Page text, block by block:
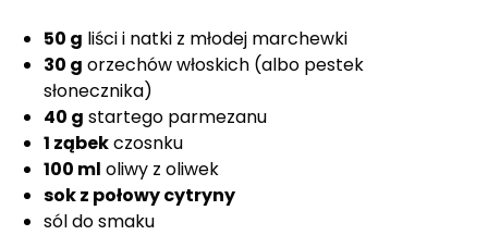
50 g liści i natki z młodej marchewki
30 g orzechów włoskich (albo pestek
słonecznika)
40 g startego parmezanu
1 ząbekczosnku
100 ml oliwy z oliwek
sok z połowy cytryny
sól do smaku